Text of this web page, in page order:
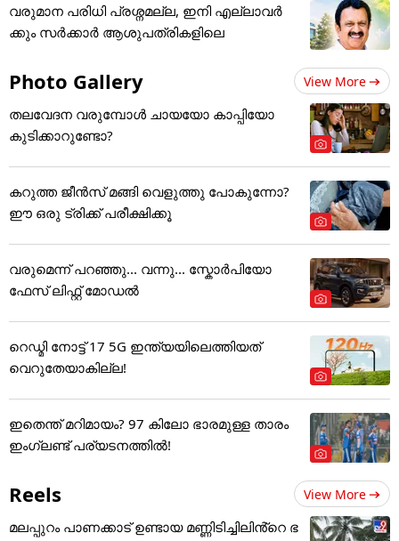
വരുമാന പരിധി പ്രശ്നമല്ല, ഇനി എല്ലാവർ
ക്കും സർക്കാർ ആശുപത്രികളിലെ
Photo Gallery View More
തലവേദന വരുമ്പോൾ ചായയോ കാപ്പിയോ
കുടിക്കാറുണ്ടോ?
കറുത്ത ജീൻസ് മങ്ങി വെളുത്തു പോകുന്നോ?
ഈ ഒരു ട്രിക്ക് പരീക്ഷിക്കൂ
വരുമെന്ന് പറഞ്ഞു... വന്നു... സ്കോർപിയോ
ഫേസ് ലിഫ്റ്റ് മോഡൽ
റെഡ്മി നോട്ട് 17 5G ഇന്ത്യയിലെത്തിയത്
വെറുതേയാകില്ല!
ഇതെന്ത് മറിമായം? 97 കിലോ ഭാരമുള്ള താരം
ഇംഗ്ലണ്ട് പര്യടനത്തില്‍!
Reels View More
മലപ്പുറം പാണക്കാട് ഉണ്ടായ മണ്ണിടിച്ചിലിൻ്റെ ഭ